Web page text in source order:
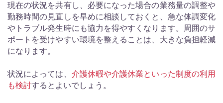
現在の状況を共有し、必要になった場合の業務量の調整や
勤務時間の見直しを早めに相談しておくと、急な体調変化
やトラブル発生時にも協力を得やすくなります。周囲のサ
ポートを受けやすい環境を整えることは、大きな負担軽減
になります。
状況によっては、 介護休暇や介護休業といった制度の利用
も検討するとよいでしょう。